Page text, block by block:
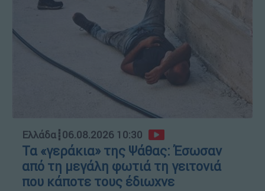
Ελλάδα┋06.08.2026 10:30
Τα «γεράκια» της Ψάθας: Έσωσαν
από τη μεγάλη φωτιά τη γειτονιά
που κάποτε τους έδιωχνε